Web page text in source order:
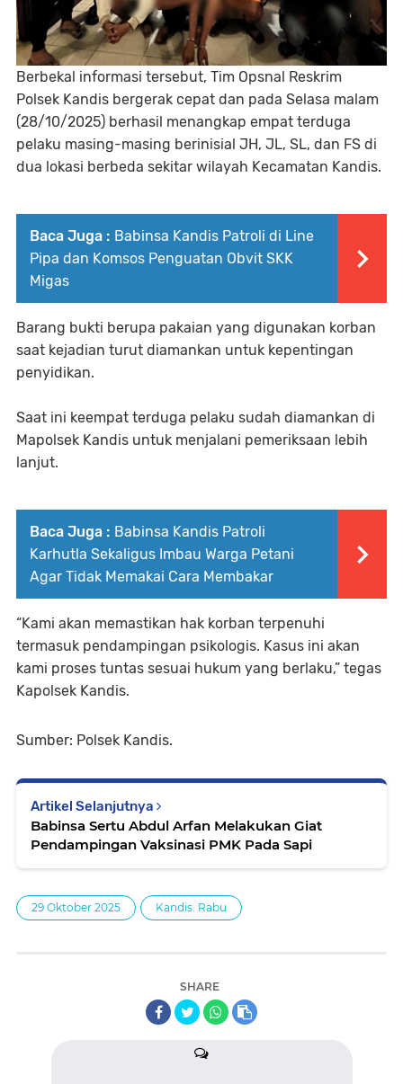
Berbekal informasi tersebut, Tim Opsnal Reskrim
Polsek Kandis bergerak cepat dan pada Selasa malam
(28/10/2025) berhasil menangkap empat terduga
pelaku masing-masing berinisial JH, JL, SL, dan FS di
dua lokasi berbeda sekitar wilayah Kecamatan Kandis.
Baca Juga : Babinsa Kandis Patroli di Line
Pipa dan Komsos Penguatan Obvit SKK
Migas
Barang bukti berupa pakaian yang digunakan korban
saat kejadian turut diamankan untuk kepentingan
penyidikan.
Saat ini keempat terduga pelaku sudah diamankan di
Mapolsek Kandis untuk menjalani pemeriksaan lebih
lanjut.
Baca Juga : Babinsa Kandis Patroli
Karhutla Sekaligus Imbau Warga Petani
Agar Tidak Memakai Cara Membakar
“Kami akan memastikan hak korban terpenuhi
termasuk pendampingan psikologis. Kasus ini akan
kami proses tuntas sesuai hukum yang berlaku,” tegas
Kapolsek Kandis.
Sumber: Polsek Kandis.
Artikel Selanjutnya
Babinsa Sertu Abdul Arfan Melakukan Giat
Pendampingan Vaksinasi PMK Pada Sapi
29 Oktober 2025 Kandis. Rabu
SHARE